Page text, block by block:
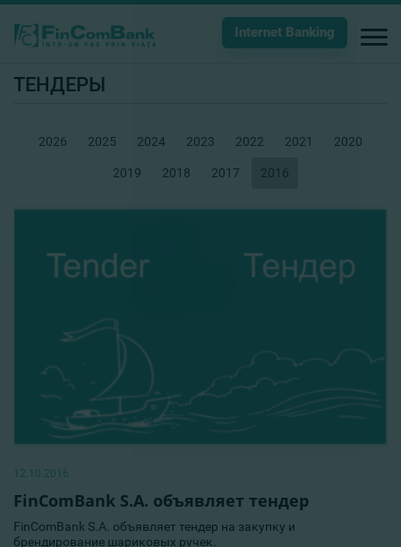
Internet Banking
ТЕНДЕРЫ
2026 2025 2024 2023 2022 2021 2020
2019 2018 2017 2016
12.10.2016
FinComBank S.A. объявляет тендер
FinComBank S.A. объявляет тендер на закупку и
брендирование шариковых ручек.